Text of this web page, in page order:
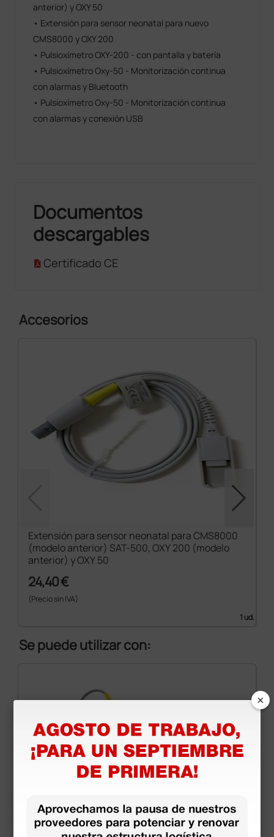
anterior) y OXY 50
• Extensión para sensor neonatal para nuevo
CMS8000 y OXY 200
• Pulsioxímetro OXY-200 - con pantalla y batería
• Pulsioxímetro Oxy-50 - Monitorización continua
con alarmas y Bluetooth
• Pulsioxímetro Oxy-50 - Monitorización continua
con alarmas y conexión USB
Documentos
descargables
Certificado CE
Accesorios
Extensión para sensor neonatal para CMS8000
(modelo anterior) SAT-500, OXY 200 (modelo
anterior) y OXY 50
24,40 €
(Precio sin IVA)
1 ud.
Se puede utilizar con:
×